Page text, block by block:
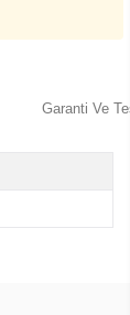
Garanti Ve